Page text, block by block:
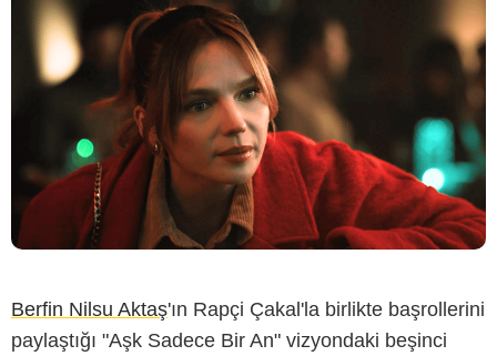
Berfin Nilsu Aktaş'ın Rapçi Çakal'la birlikte başrollerini
paylaştığı "Aşk Sadece Bir An" vizyondaki beşinci